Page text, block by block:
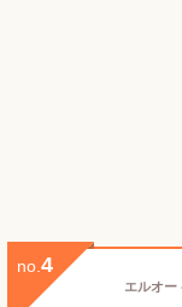
no. 4
エルオー